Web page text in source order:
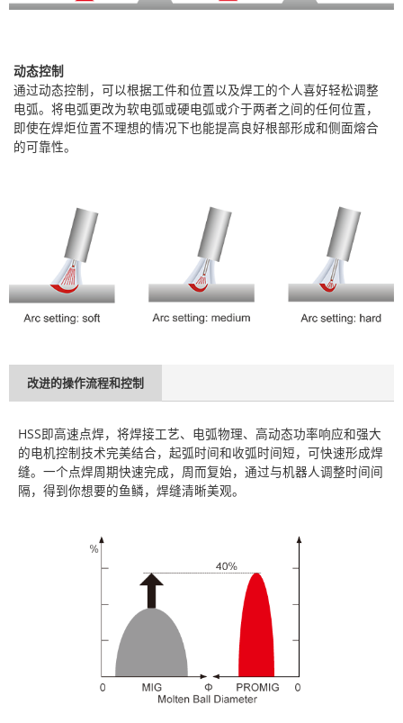
动态控制
通过动态控制，可以根据工件和位置以及焊工的个人喜好轻松调整
电弧。将电弧更改为软电弧或硬电弧或介于两者之间的任何位置，
即使在焊炬位置不理想的情况下也能提高良好根部形成和侧面熔合
的可靠性。
改进的操作流程和控制
HSS即高速点焊，将焊接工艺、电弧物理、高动态功率响应和强大
的电机控制技术完美结合，起弧时间和收弧时间短，可快速形成焊
缝。一个点焊周期快速完成，周而复始，通过与机器人调整时间间
隔，得到你想要的鱼鳞，焊缝清晰美观。